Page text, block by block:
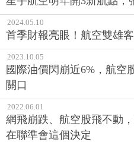
2024.05.10
首季財報亮眼！航空雙雄
2023.10.05
國際油價閃崩近6%，航空
關口
2022.06.01
網飛崩跌、航空股飛不動
在聯準會這個決定